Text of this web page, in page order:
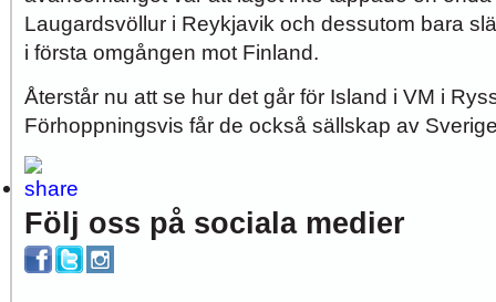
Laugardsvöllur i Reykjavik och dessutom bara
i första omgången mot Finland.
Återstår nu att se hur det går för Island i VM i
Förhoppningsvis får de också sällskap av
Följ oss på sociala medier